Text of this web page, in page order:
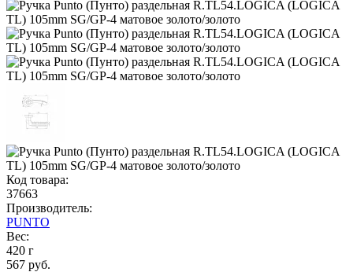
Код товара:
37663
Производитель:
PUNTO
Вес:
420 г
567 руб.